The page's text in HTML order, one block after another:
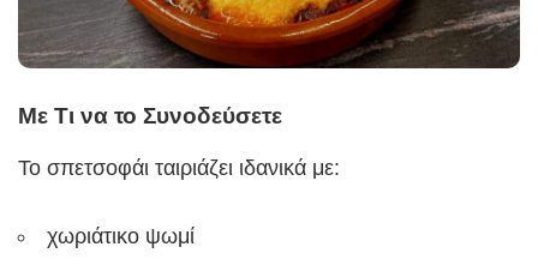
Με Τι να το Συνοδεύσετε
Το σπετσοφάι ταιριάζει ιδανικά με:
χωριάτικο ψωμί